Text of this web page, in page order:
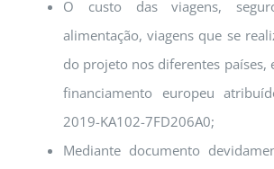
O custo das viagens,
alimentação, viagens que se
do projeto nos diferentes países,
financiamento europeu
2019-KA102-7FD206A0;
Mediante documento